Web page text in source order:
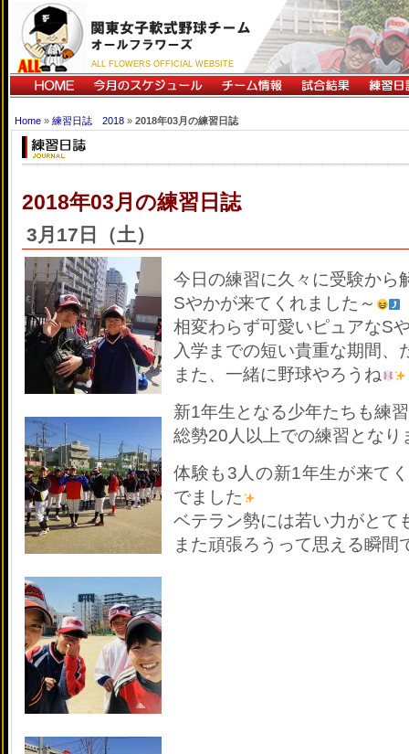
ALL FLOWERS OFFICIAL WEBSITE
Home » 練習日誌 2018 » 2018年03月の練習日誌
2018年03月の練習日誌
3月17日（土）
今日の練習に久々に受験から
Sやかが来てくれました～
相変わらず可愛いピュアなS
入学までの短い貴重な期間、
また、一緒に野球やろうね
新1年生となる少年たちも練
総勢20人以上での練習となり
体験も3人の新1年生が来て
でました
ベテラン勢には若い力がとて
また頑張ろうって思える瞬間